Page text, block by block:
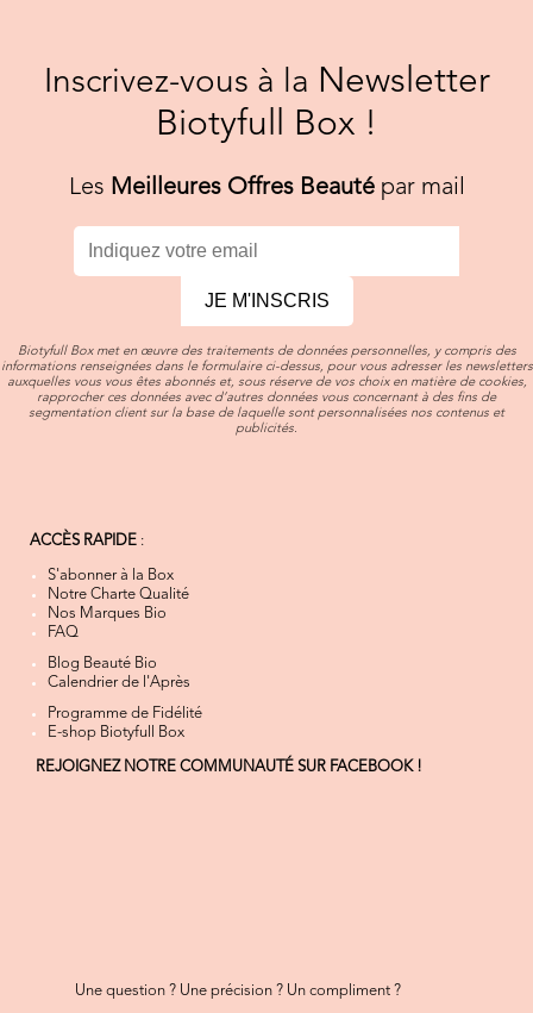
Inscrivez-vous à la Newsletter
Biotyfull Box !
Les Meilleures Offres Beautépar mail
JE M'INSCRIS
Biotyfull Box met en œuvre des traitements de données personnelles, y compris des
informations renseignées dans le formulaire ci-dessus, pour vous adresser les newsletters
auxquelles vous vous êtes abonnés et, sous réserve de vos choix en matière de cookies,
rapprocher ces données avec d’autres données vous concernant à des fins de
segmentation client sur la base de laquelle sont personnalisées nos contenus et
publicités.
ACCÈS RAPIDE :
S'abonner à la Box
Notre Charte Qualité
Nos Marques Bio
FAQ
Blog Beauté Bio
Calendrier de l'Après
Programme de Fidélité
E-shop Biotyfull Box
REJOIGNEZ NOTRE COMMUNAUTÉ SUR FACEBOOK !
Une question ? Une précision ? Un compliment ?